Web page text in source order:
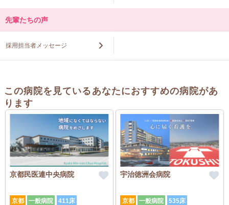
先輩たちの声
採用担当者メッセージ
この病院を見ているあなたにおすすめの病院があ
ります
京都民医連中央病院
京都 一般病院 411床
宇治徳洲会病院
京都 一般病院 535床